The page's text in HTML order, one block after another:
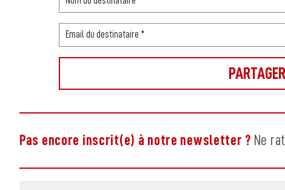
Pas encore inscrit(e) à notre newsletter ? Ne